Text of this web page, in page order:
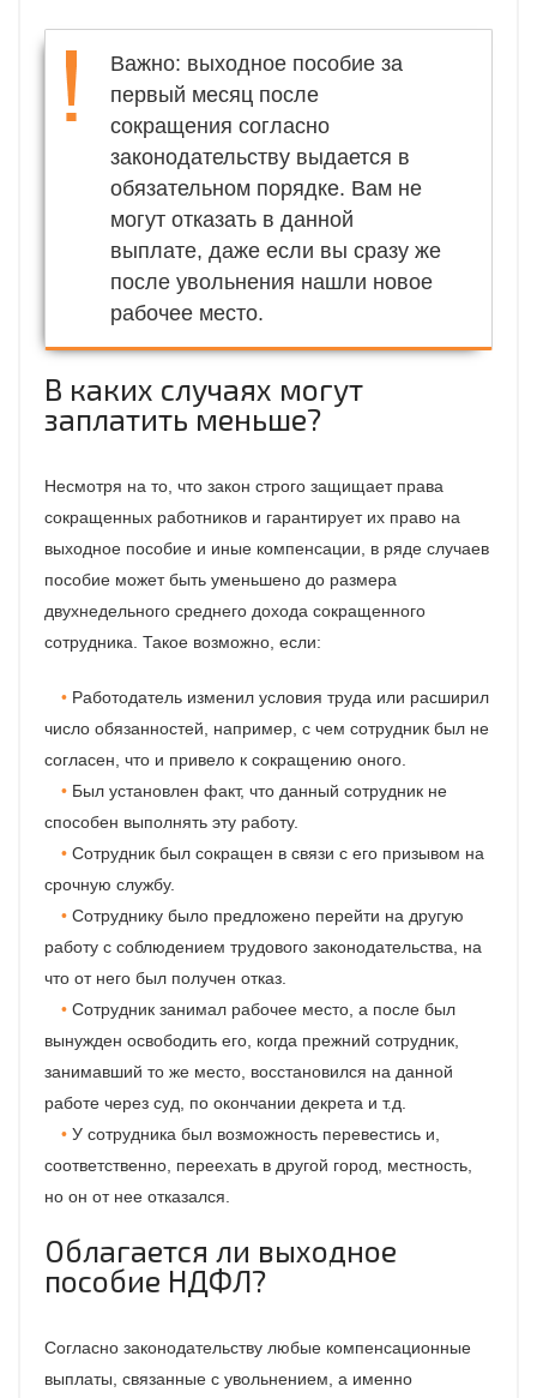
Важно: выходное пособие за
первый месяц после
сокращения согласно
законодательству выдается в
обязательном порядке. Вам не
могут отказать в данной
выплате, даже если вы сразу же
после увольнения нашли новое
рабочее место.
В каких случаях могут
заплатить меньше?
Несмотря на то, что закон строго защищает права
сокращенных работников и гарантирует их право на
выходное пособие и иные компенсации, в ряде случаев
пособие может быть уменьшено до размера
двухнедельного среднего дохода сокращенного
сотрудника. Такое возможно, если:
Работодатель изменил условия труда или расширил
число обязанностей, например, с чем сотрудник был не
согласен, что и привело к сокращению оного.
Был установлен факт, что данный сотрудник не
способен выполнять эту работу.
Сотрудник был сокращен в связи с его призывом на
срочную службу.
Сотруднику было предложено перейти на другую
работу с соблюдением трудового законодательства, на
что от него был получен отказ.
Сотрудник занимал рабочее место, а после был
вынужден освободить его, когда прежний сотрудник,
занимавший то же место, восстановился на данной
работе через суд, по окончании декрета и т.д.
У сотрудника был возможность перевестись и,
соответственно, переехать в другой город, местность,
но он от нее отказался.
Облагается ли выходное
пособие НДФЛ?
Согласно законодательству любые компенсационные
выплаты, связанные с увольнением, а именно